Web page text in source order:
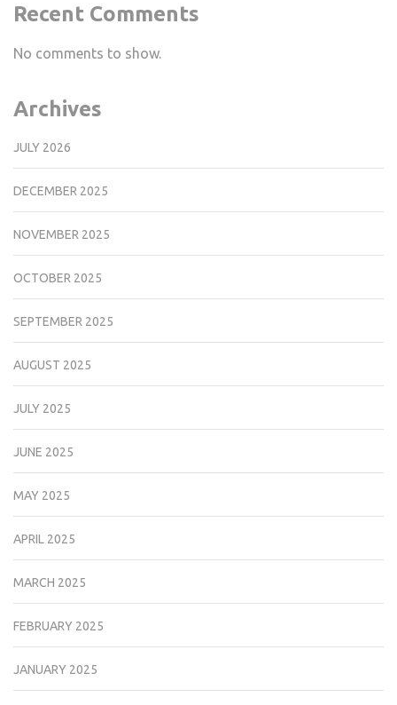
Recent Comments
No comments to show.
Archives
JULY 2026
DECEMBER 2025
NOVEMBER 2025
OCTOBER 2025
SEPTEMBER 2025
AUGUST 2025
JULY 2025
JUNE 2025
MAY 2025
APRIL 2025
MARCH 2025
FEBRUARY 2025
JANUARY 2025